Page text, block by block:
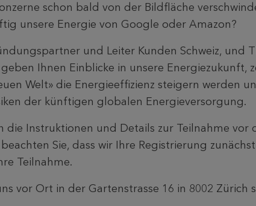
schon bald von der Bildfläche
unsere Energie von Google oder Amazon?
und Leiter Kunden Schweiz, und
Ihnen Einblicke in unsere Energiezukunft,
Welt» die Energieeffizienz steigern werden
der künftigen globalen Energieversorgung.
die Instruktionen und Details zur Teilnahme vor
Sie, dass wir Ihre Registrierung
Teilnahme.
vor Ort in der Gartenstrasse 16 in 8002 Zürich